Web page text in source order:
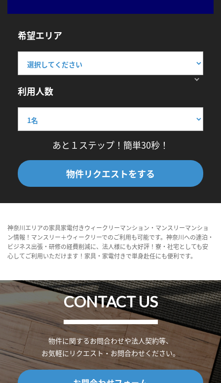
希望エリア
利用人数
あと１ステップ！簡単30秒！
物件リクエストをする
神奈川エリアの家具家電付きウィークリーマンション・マンスリーマンショ
ン情報！マンスリー＋ウィークリーでのご利用も可能です。神奈川への連泊・
ビジネス出張・研修の経費削減に、法人様にも大好評！寮・社宅としても安
心してご利用いただけます！家具・家電付きで単身赴任にも便利です。
CONTACT US
物件に関するお問合わせや法人契約等、
お気軽にリクエスト・お問合わせください。